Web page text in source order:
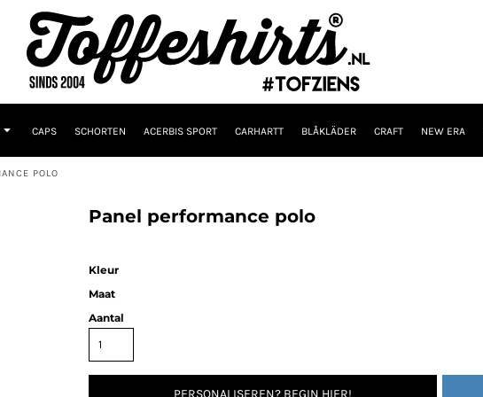
CAPS SCHORTEN ACERBIS SPORT CARHARTT BLÅKLÄDER CRAFT NEW ERA
POLO
Panel performance polo
Kleur
Maat
Aantal
PERSONALISEREN? BEGIN HIER!